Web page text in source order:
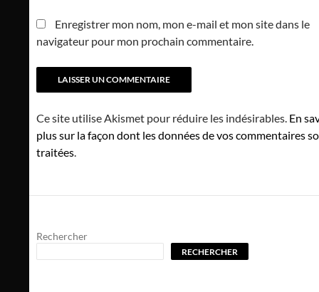
Enregistrer mon nom, mon e-mail et mon site dans le
navigateur pour mon prochain commentaire.
Ce site utilise Akismet pour réduire les indésirables. En
plus sur la façon dont les données de vos commentaires
traitées.
Rechercher
RECHERCHER